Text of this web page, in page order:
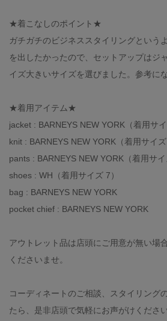
★着こなしのポイント★
ガチガチのビジネススタイリングという
を出したかったので、セットアップはジ
イズ大きいサイズを選びました。参考に
★着用アイテム★
jacket : BARNEYS NEW YORK（着用サイ
knit : BARNEYS NEW YORK（着用サイズ
pants : BARNEYS NEW YORK（着用サイ
shoes : WH（着用サイズ 7）
bag : BARNEYS NEW YORK
pocket chief : BARNEYS NEW YORK
アウトレット品は店頭にご用意が無い場
くださいませ。
コーディネートのご相談、スタイリング
たら、是非店頭で気軽にお声がけください